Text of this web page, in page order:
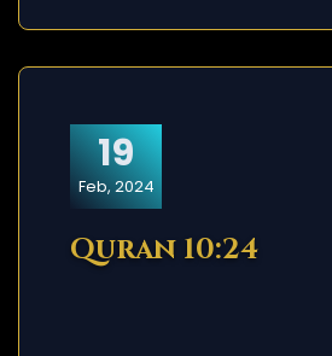
19
Feb, 2024
Quran 10:24